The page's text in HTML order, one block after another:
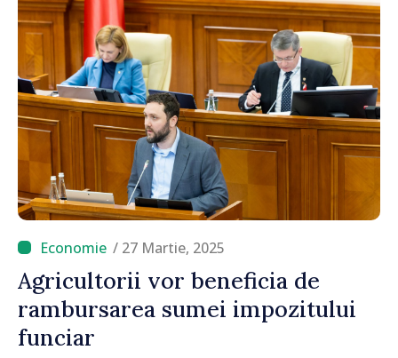
/ 27 Martie, 2025
Agricultorii vor beneficia de
rambursarea sumei impozitului
funciar